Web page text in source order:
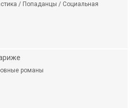
/ Попаданцы / Социальная
романы